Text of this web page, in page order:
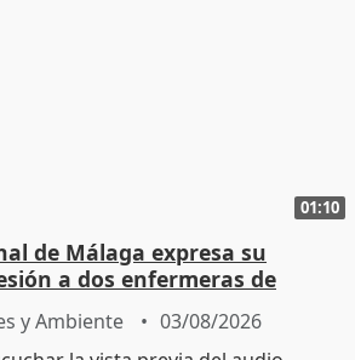
01:10
de Málaga expresa su
a dos enfermeras de
y Ambiente 03/08/2026